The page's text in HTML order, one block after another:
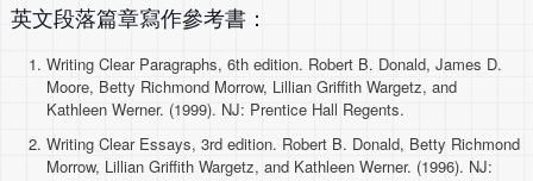
英文段落篇章寫作參考書：
Writing Clear Paragraphs, 6th edition. Robert B. Donald, James D.
Moore, Betty Richmond Morrow, Lillian Griffith Wargetz, and
Kathleen Werner. (1999). NJ: Prentice Hall Regents.
Writing Clear Essays, 3rd edition. Robert B. Donald, Betty Richmond
Morrow, Lillian Griffith Wargetz, and Kathleen Werner. (1996). NJ: